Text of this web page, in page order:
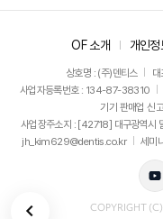
OF 소개 개인
상호명 : (주)덴티스
사업자등록번호 : 134-87-38310
기기 판매업
사업장주소지 : [42718] 대구광역시
jh_kim629@dentis.co.kr
세미
COPYRIGHT